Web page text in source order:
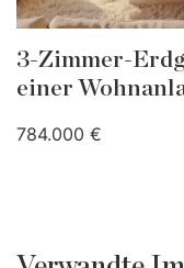
3-Zimmer-
einer
784.000 €